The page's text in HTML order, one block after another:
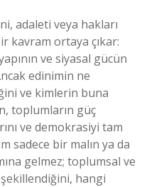
adaleti veya hakları
kavram ortaya çıkar:
ve siyasal gücün
edinimin ne
ve kimlerin buna
toplumların güç
ve demokrasiyi tam
sadece bir malın ya da
gelmez; toplumsal ve
hangi